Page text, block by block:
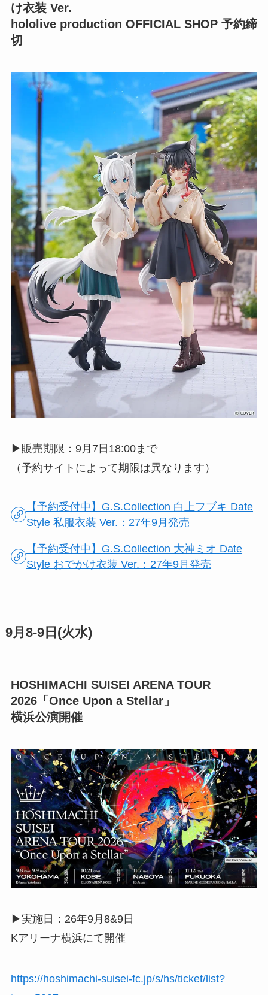
け衣装 Ver.
hololive production OFFICIAL SHOP 予約締
切
▶︎販売期限：9月7日18:00まで
（予約サイトによって期限は異なります）
【予約受付中】G.S.Collection 白上フブキ Date
Style 私服衣装 Ver.：27年9月発売
【予約受付中】G.S.Collection 大神ミオ Date
Style おでかけ衣装 Ver.：27年9月発売
9月8-9日(火水)
HOSHIMACHI SUISEI ARENA TOUR
2026「Once Upon a Stellar」
横浜公演開催
▶︎実施日：26年9月8&9日
Kアリーナ横浜にて開催
https://hoshimachi-suisei-fc.jp/s/hs/ticket/list?